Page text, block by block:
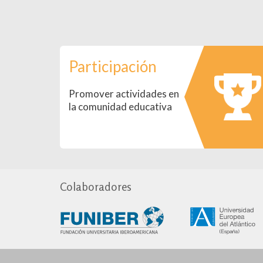
Participación
Promover actividades en
la comunidad educativa
Colaboradores